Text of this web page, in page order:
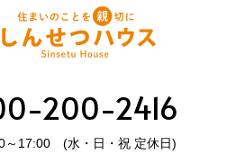
200-2416
～17:00 (水・日・祝 定休日)